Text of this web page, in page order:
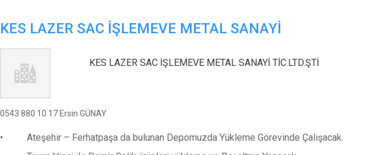
KES LAZER SAC İŞLEMEVE METAL SANAYİ
KES LAZER SAC İŞLEMEVE METAL SANAYİ TİC.LTD.ŞTİ
0543 880 10 17 Ersin GÜNAY
• Ateşehir – Ferhatpaşa da bulunan Depomuzda Yükleme Görevinde Çalışacak.